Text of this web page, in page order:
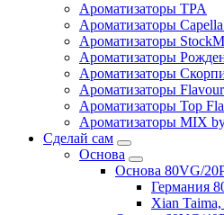
Ароматизаторы TPA
Ароматизаторы
Ароматизаторы
Ароматизаторы
Ароматизаторы
Ароматизаторы
Ароматизаторы Top
Ароматизаторы MIX
Сделай сам
Основа
Основа 80VG/
Германия
Xian